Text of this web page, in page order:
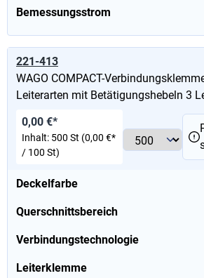
Bemessungsstrom
221-413
WAGO COMPACT-
Leiterarten mit Betätigungshebeln 3
Deckelfarbe
Querschnittsbereich
Verbindungstechnologie
Leiterklemme
0,00 €*
Inhalt: 500 St (0,00 €*
/ 100 St)